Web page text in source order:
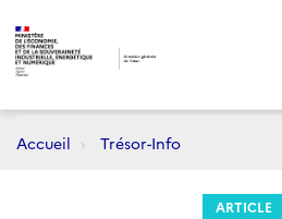
Accueil Trésor-Info
ARTICLE